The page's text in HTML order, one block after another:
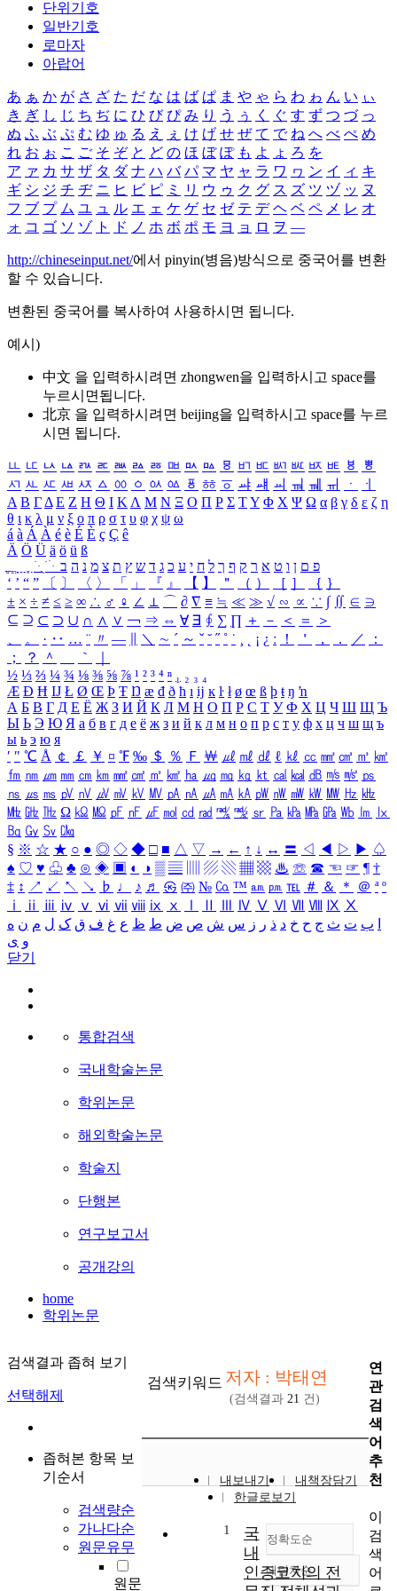
단위기호
일반기호
로마자
아랍어
あ ぁ か が さ ざ た だ な は ば ぱ ま や ゃ ら わ ゎ ん い ぃ
き ぎ し じ ち ぢ に ひ び ぴ み り う ぅ く ぐ す ず つ づ っ
ぬ ふ ぶ ぷ む ゆ ゅ る え ぇ け げ せ ぜ て で ね へ べ ぺ め
れ お ぉ こ ご そ ぞ と ど の ほ ぼ ぽ も よ ょ ろ を
ア ァ カ サ ザ タ ダ ナ ハ バ パ マ ヤ ャ ラ ワ ヮ ン イ ィ キ
ギ シ ジ チ ヂ ニ ヒ ビ ピ ミ リ ウ ゥ ク グ ス ズ ツ ヅ ッ ヌ
フ ブ プ ム ユ ュ ル エ ェ ケ ゲ セ ゼ テ デ ヘ ベ ペ メ レ オ
ォ コ ゴ ソ ゾ ト ド ノ ホ ボ ポ モ ヨ ョ ロ ヲ ―
http://chineseinput.net/에서 pinyin(병음)방식으로 중국어를 변환
할 수 있습니다.
변환된 중국어를 복사하여 사용하시면 됩니다.
예시)
中文 을 입력하시려면 zhongwen을 입력하시고 space를
누르시면됩니다.
北京 을 입력하시려면 beijing을 입력하시고 space를 누르
시면 됩니다.
ㅥ ㅦ ㅧ ㅨ ㅩ ㅪ ㅫ ㅬ ㅭ ㅮ ㅯ ㅰ ㅱ ㅲ ㅳ ㅴ ㅵ ㅶ ㅷ ㅸ
ㅹ
ㅺ ㅻ ㅼ ㅽ ㅾ ㅿ ㆀ ㆁ ㆂ ㆃ ㆄ ㆅ ㆆ ㆇ ㆈ ㆉ ㆊ ㆋ ㆌ ㆍ
ㆎ
Α Β ΓΔ Ε Ζ Η Θ Ι ΚΛ Μ Ν Ξ Ο Π Ρ Σ ΤΥ Φ Χ Ψ Ω α β γ δ ε ζ η
θ ι κ λ μ ν ξ ο π ρ σ τ υ φ χ ψ ω
á à Á À é è É È ç Ç ê
Ä Ö Ü ä ö ü ß
ִֶֹ ֻּ ׁׂ פ ם ן ו ט א ר ק ף ך ל ח י ע כ ג ד ש ץ ת צ מ נ ה ב
‘ ’ “ ” 〔 〕 〈 〉 「 」 『 』 【 】 ＂ （ ） ［ ］ ｛ ｝
± × ÷ ≠ ≤ ≥ ∞ ∴ ♂ ♀ ∠ ⊥ ⌒ ∂ ∇ ≡ ≒ ≪ ≫ √ ∽ ∝ ∵ ∫ ∬ ∈ ∋
⊆ ⊇ ⊂ ⊃ ∪ ∩ ∧ ∨ ￢ ⇒ ⇔ ∀ ∃ ∮ ∑ ∏ ＋ － ＜ ＝
＞
、
。 · ‥ … ¨ 〃 ― ＼ ∼ ´ ～ ˇ ˘ ˝ ˚ ˙ ¸ ¡ ¿ ː ！ ＇ ， ． ／
：
；
？ ＾ ｀
½ ⅓ ⅔ ¼ ¾ ⅛ ⅜ ⅝ ⅞ ¹ ² ³ ⁴ ⁿ ₁ ₂ ₃ ₄
Æ Ð Ħ Ĳ Ł Ø Œ Þ Ŧ Ŋ æ đ ð ħ ı ĳ ĸ ŀ ł ø œ ß þ ŧ ŋ ŉ
А Б В Г Д Е Ё Ж З И Й К Л М Н О П Р С Т У Ф Х Ц Ч Ш Щ Ъ
Ы Ь Э Ю Я а б в г д е ё ж з и й к л м н о п р с т у ф х ц ч ш щ ъ
ы ь э ю я
′ ″ ℃ Å ￠ ￡ ￥ ¤ ℉ ‰ ＄ ％ Ｆ ￦ ㎕ ㎖ ㎗ ℓ ㎘ ㏄ ㎣ ㎤ ㎥ ㎦
㎙ ㎚ ㎛ ㎜ ㎝ ㎞ ㎟ ㎠ ㎡ ㎢ ㏊ ㎍ ㎎ ㎏ ㏏ ㎈ ㎉ ㏈ ㎧ ㎨ ㎰
㎱ ㎲ ㎳ ㎴ ㎵ ㎶ ㎷ ㎸ ㎹ ㎀ ㎁ ㎂ ㎃ ㎄ ㎺ ㎻ ㎽ ㎾ ㎿ ㎐ ㎑
㎒ ㎓ ㎔ Ω ㏀ ㏁ ㎊ ㎋ ㎌ ㏖ ㏅ ㎭ ㎮ ㎯ ㏛ ㎩ ㎪ ㎫ ㎬ ㏝ ㏐
㏓
㏃ ㏉ ㏜ ㏆
§ ※ ☆ ★ ○ ● ◎ ◇ ◆ □ ■ △ ▽ → ← ↑ ↓ ↔ 〓 ◁ ◀ ▷ ▶ ♤
♠ ♡ ♥ ♧ ♣ ⊙ ◈ ▣ ◐ ◑ ▒ ▤ ▨ ▧ ▦ ▩ ♨ ☏ ☎ ☜ ☞ ¶ †
‡ ↕ ↗ ↙ ↖ ↘ ♭ ♩ ♪ ♬ ㉿ ㈜ № ㏇ ™ ㏂ ㏘ ℡ ＃ ＆ ＊ ＠ ª º
ⅰ
ⅱ ⅲ ⅳ ⅴ ⅵ ⅶ ⅷ ⅸ ⅹ Ⅳ Ⅴ Ⅵ Ⅶ Ⅷ Ⅸ Ⅹ
ب ت ث ج ح خ د ذ ر ز س ش ص ض ط ظ ع غ ف ق ک ل م ن ه
و ی
닫기
통합검색
국내학술논문
학위논문
해외학술논문
학술지
단행본
연구보고서
공개강의
home
학위논문
검색결과 좁혀 보기
선택해제
좁혀본 항목 보
기순서
검색량순
가나다순
원문유무
원문
검색키워드 저자 : 박태연
(검색결과 21 건)
내보내기
내책장담기
한글로보기
정확도순
정확도
내림차순
1
국
내
인증코치의 전
연
관
검
색
어
추
천
이
검
색
어